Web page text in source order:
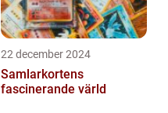
22 december 2024
Samlarkortens
fascinerande värld